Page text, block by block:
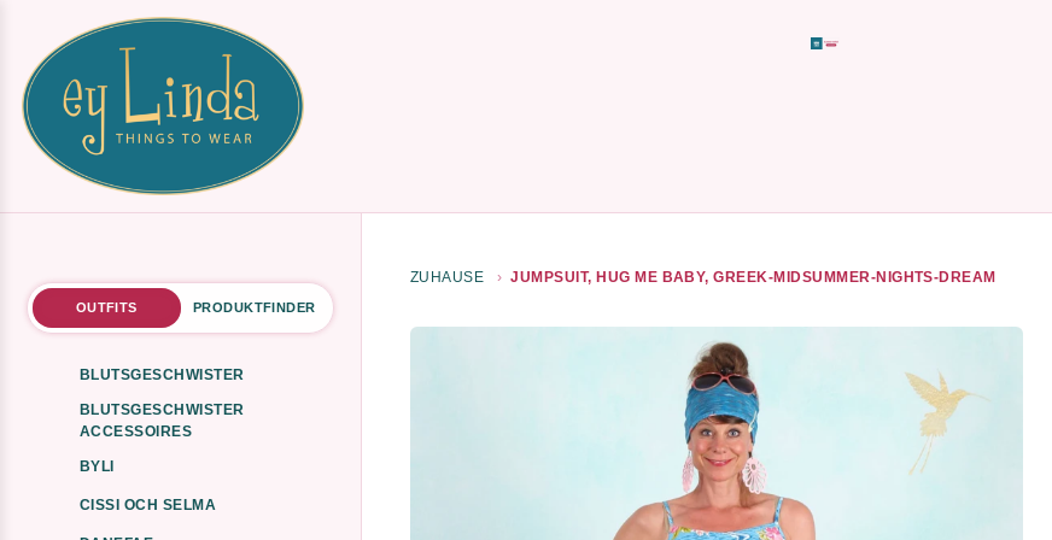
OUTFITS PRODUKTFINDER
BLUTSGESCHWISTER
BLUTSGESCHWISTER
ACCESSOIRES
BYLI
CISSI OCH SELMA
ZUHAUSE JUMPSUIT, HUG ME BABY, GREEK-MIDSUMMER-NIGHTS-DREAM